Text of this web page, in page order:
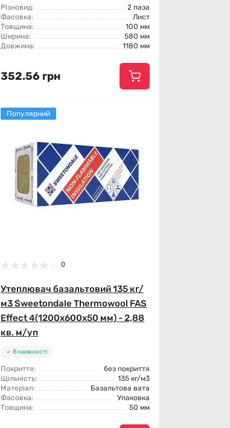
Різновид:
2 паза
Фасовка:
Лист
Товщина:
100 мм
Ширина:
580 мм
Довжина:
1180 мм
352.56 грн
Популярний
0
Утеплювач базальтовий 135 кг/
м3 Sweetondale Thermowool FAS
Effect 4(1200x600x50 мм) - 2,88
кв. м/уп
В наявності
Покриття:
без покриття
Щільність:
135 кг/м3
Матеріал:
Базальтова вата
Фасовка:
Упаковка
Товщина:
50 мм